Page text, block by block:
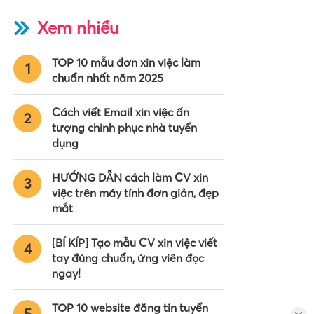
Xem nhiều
1
TOP 10 mẫu đơn xin việc làm
chuẩn nhất năm 2025
2
Cách viết Email xin việc ấn
tượng chinh phục nhà tuyển
dụng
3
HƯỚNG DẪN cách làm CV xin
việc trên máy tính đơn giản, đẹp
mắt
4
[BÍ KÍP] Tạo mẫu CV xin việc viết
tay đúng chuẩn, ứng viên đọc
ngay!
TOP 10 website đăng tin tuyển